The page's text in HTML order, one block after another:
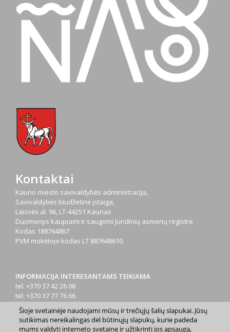
Kontaktai
Kauno miesto savivaldybės administracija,
Savivaldybės biudžetinė įstaiga,
Laisvės al. 96, LT-44251 Kaunas
Duomenys kaupiami ir saugomi Juridinių asmenų registre
Kodas 188764867
PVM mokėtojo kodas LT 887648610
INFORMACIJA INTERESANTAMS TEIKIAMA
tel. +370 37 42 26 08
tel. +370 37 77 76 66
tel. +370 660 07000
el. p.info@kaunas.lt
Šioje svetainėje naudojami mūsų ir trečiųjų šalių slapukai. Jūsų
sutikimas nereikalingas dėl būtinųjų slapukų, kurie padeda
mums valdyti interneto svetainę ir užtikrinti jos apsaugą,